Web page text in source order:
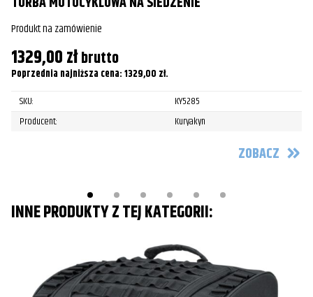
Produkt na zamówienie
1329,00złbrutto
Poprzednia najniższa cena:1329,00 zł.
SKU:
KY5285
Producent:
Kuryakyn
ZOBACZ
INNE PRODUKTY Z TEJ KATEGORII: